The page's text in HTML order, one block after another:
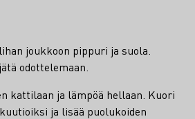
joukkoon pippuri ja suola.
odottelemaan.
kattilaan ja lämpöä hellaan. Kuori
ja lisää puolukoiden